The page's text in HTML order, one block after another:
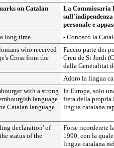
on Catalan
La Commissaria
personale e
long time.
- Conosco la
who received
Cross from the
Faccio parte dei
Creu de St Jordi
dalla Generalitat
Adoro la lingua
with a strong
language
Catalan language
In Europa, solo
fiera della propria
lingua catalana
declaration' of
status of the
Forse ricorderete
1990, con la
lingua catalana